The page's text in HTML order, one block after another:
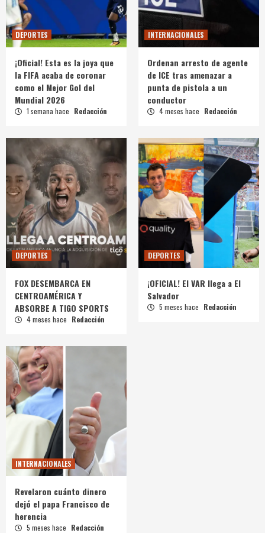
DEPORTES
¡Oficial! Esta es la joya que
la FIFA acaba de coronar
como el Mejor Gol del
Mundial 2026
1 semana hace Redacción
INTERNACIONALES
Ordenan arresto de agente
de ICE tras amenazar a
punta de pistola a un
conductor
4 meses hace Redacción
DEPORTES
FOX DESEMBARCA EN
CENTROAMÉRICA Y
ABSORBE A TIGO SPORTS
4 meses hace Redacción
DEPORTES
¡OFICIAL! El VAR llega a El
Salvador
5 meses hace Redacción
INTERNACIONALES
Revelaron cuánto dinero
dejó el papa Francisco de
herencia
5 meses hace Redacción